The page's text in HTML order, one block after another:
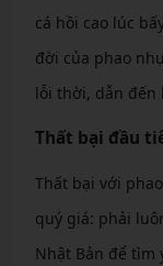
cá hồi cao lúc
đời của phao
lỗi thời, dẫn đến
Thất bại đầu
Thất bại với
quý giá: phải
Nhật Bản để tìm